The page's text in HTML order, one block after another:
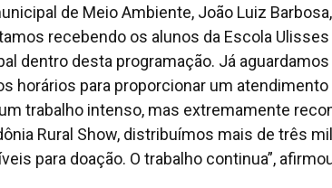
de Meio Ambiente, João Luiz
recebendo os alunos da Escola
dentro desta programação. Já
horários para proporcionar um
trabalho intenso, mas extremamente
Rural Show, distribuímos mais de três
para doação. O trabalho continua”,